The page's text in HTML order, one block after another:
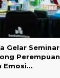
Gelar Seminar
Perempuan
Emosi…